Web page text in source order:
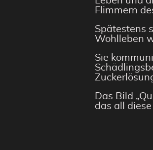
Flimmern
Spätestens
Wohlleben
Sie
Das Bild
das all